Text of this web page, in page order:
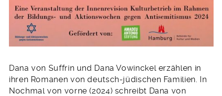
Dana von Suffrin und Dana Vowinckel erzählen in
ihren Romanen von deutsch-jüdischen Familien. In
Nochmal von vorne (2024) schreibt Dana von